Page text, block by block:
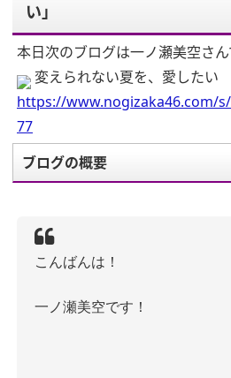
い」
本日次のブログは一ノ瀬美空さん
変えられない夏を、愛したい
https://www.nogizaka46.com/
77
ブログの概要
こんばんは！
一ノ瀬美空です！